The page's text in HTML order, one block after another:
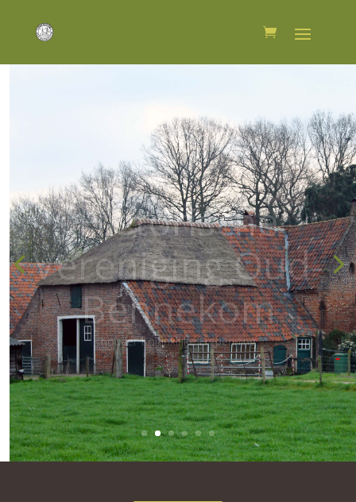
Historische
Vereniging Oud-
Bennekom
houder Koninklijke Erepenning